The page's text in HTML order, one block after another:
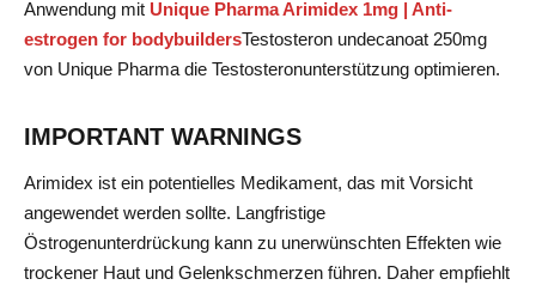
Anwendung mit Unique Pharma Arimidex 1mg | Anti-
estrogen for bodybuildersTestosteron undecanoat 250mg
von Unique Pharma die Testosteronunterstützung optimieren.
IMPORTANT WARNINGS
Arimidex ist ein potentielles Medikament, das mit Vorsicht
angewendet werden sollte. Langfristige
Östrogenunterdrückung kann zu unerwünschten Effekten wie
trockener Haut und Gelenkschmerzen führen. Daher empfiehlt